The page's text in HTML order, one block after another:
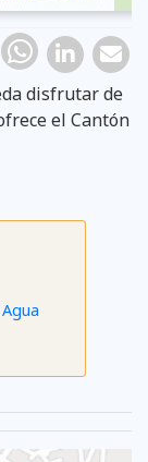
disfrutar de
el Cantón